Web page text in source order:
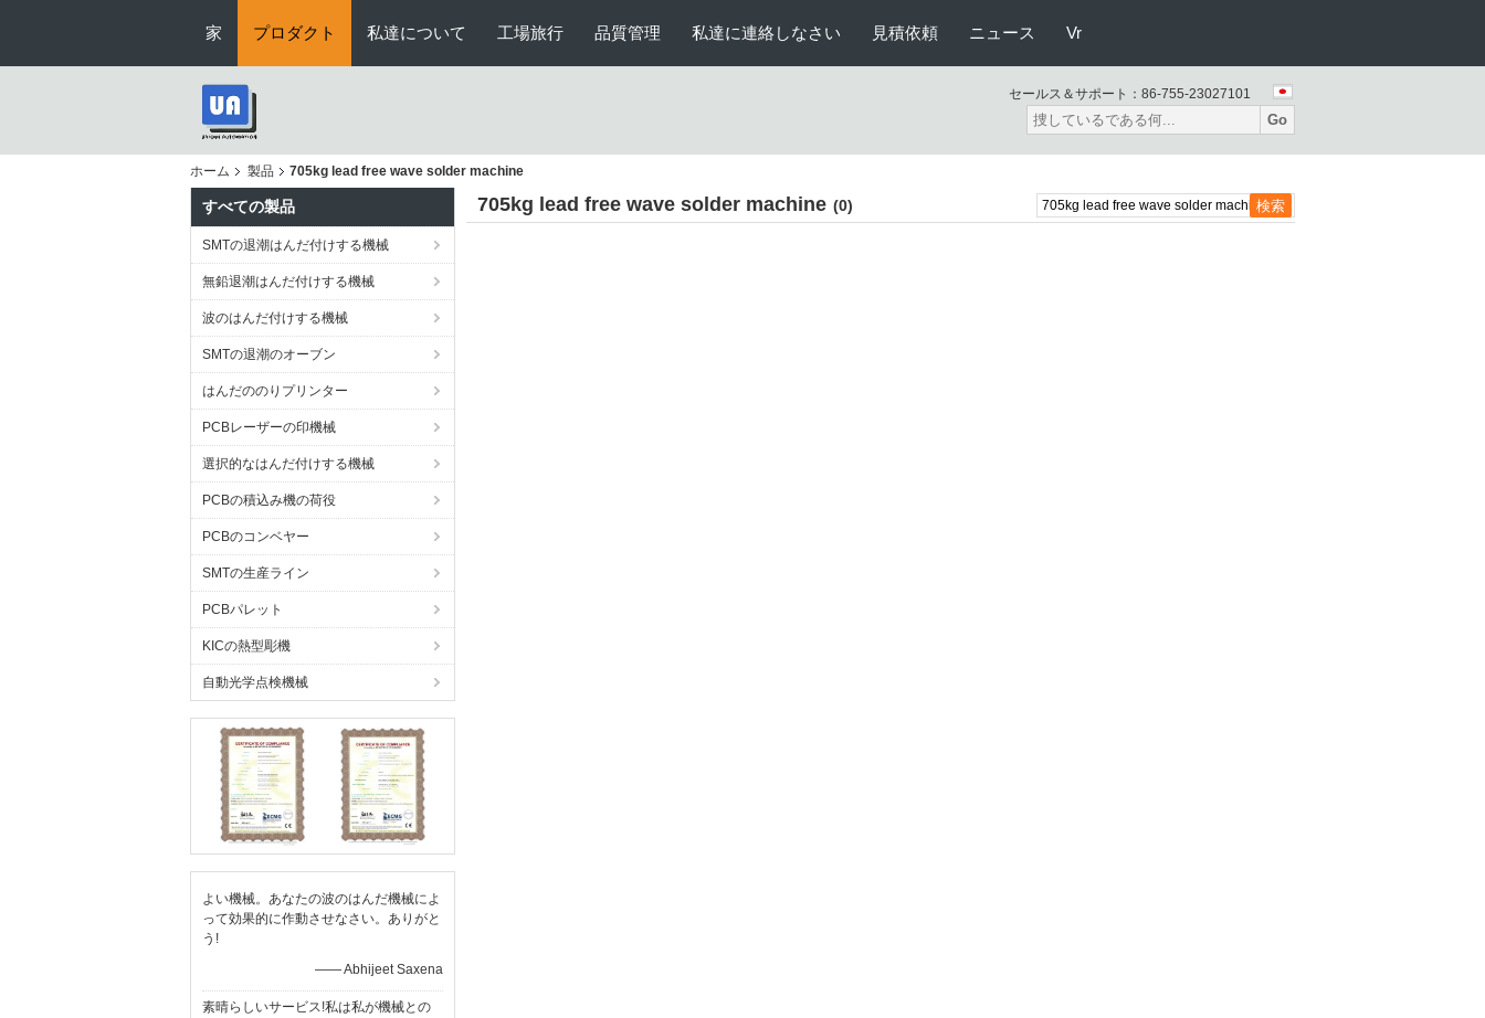
家 プロダクト 私達について 工場旅行 品質管理 私達に連絡しなさい 見積依頼 ニュース Vr
セールス＆サポート： 86-755-23027101
Go
ホーム 製品 705kg lead free wave solder machine
すべての製品
SMTの退潮はんだ付けする機械
無鉛退潮はんだ付けする機械
波のはんだ付けする機械
SMTの退潮のオーブン
はんだののりプリンター
PCBレーザーの印機械
選択的なはんだ付けする機械
PCBの積込み機の荷役
PCBのコンベヤー
SMTの生産ライン
PCBパレット
KICの熱型彫機
自動光学点検機械
よい機械。あなたの波のはんだ機械によ
って効果的に作動させなさい。ありがと
う!
—— Abhijeet Saxena
素晴らしいサービス!私は私が機械との
705kg lead free wave solder machine (0)